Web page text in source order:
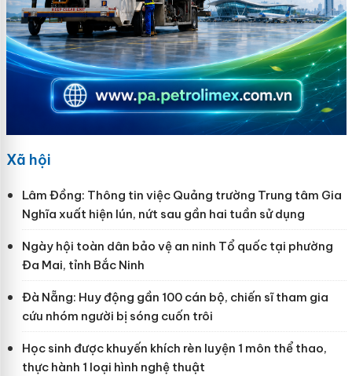
Xã hội
Lâm Đồng: Thông tin việc Quảng trường Trung tâm Gia
Nghĩa xuất hiện lún, nứt sau gần hai tuần sử dụng
Ngày hội toàn dân bảo vệ an ninh Tổ quốc tại phường
Đa Mai, tỉnh Bắc Ninh
Đà Nẵng: Huy động gần 100 cán bộ, chiến sĩ tham gia
cứu nhóm người bị sóng cuốn trôi
Học sinh được khuyến khích rèn luyện 1 môn thể thao,
thực hành 1 loại hình nghệ thuật